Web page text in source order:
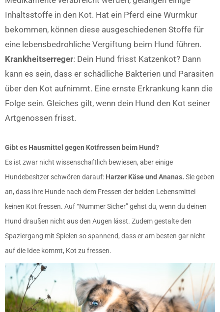
Inhaltsstoffe in den Kot. Hat ein Pferd eine Wurmkur
bekommen, können diese ausgeschiedenen Stoffe für
eine lebensbedrohliche Vergiftung beim Hund führen.
Krankheitserreger: Dein Hund frisst Katzenkot? Dann
kann es sein, dass er schädliche Bakterien und Parasiten
über den Kot aufnimmt. Eine ernste Erkrankung kann die
Folge sein. Gleiches gilt, wenn dein Hund den Kot seiner
Artgenossen frisst.
Gibt es Hausmittel gegen Kotfressen beim Hund?
Es ist zwar nicht wissenschaftlich bewiesen, aber einige
Hundebesitzer schwören darauf: Harzer Käse und Ananas. Sie geben
an, dass ihre Hunde nach dem Fressen der beiden Lebensmittel
keinen Kot fressen. Auf “Nummer Sicher” gehst du, wenn du deinen
Hund draußen nicht aus den Augen lässt. Zudem gestalte den
Spaziergang mit Spielen so spannend, dass er am besten gar nicht
auf die Idee kommt, Kot zu fressen.